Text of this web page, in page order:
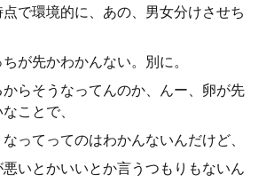
で環境的に、あの、男女分けさせち
が先かわかんない。別に。
らそうなってんのか、んー、卵が先
ことで、
ってってのはわかんないんだけど、
いとかいいとか言うつもりもないん